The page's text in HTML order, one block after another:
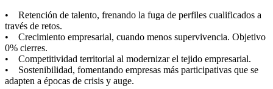
• Retención de talento, frenando la fuga de perfiles cualificados a
través de retos.
• Crecimiento empresarial, cuando menos supervivencia. Objetivo
0% cierres.
• Competitividad territorial al modernizar el tejido empresarial.
• Sostenibilidad, fomentando empresas más participativas que se
adapten a épocas de crisis y auge.